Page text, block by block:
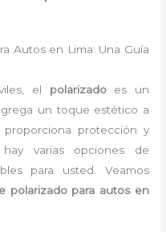
Autos en Lima: Una Guía
el polarizadoes un
un toque estético a
protección y
varias opciones de
para usted. Veamos
polarizado para autos en